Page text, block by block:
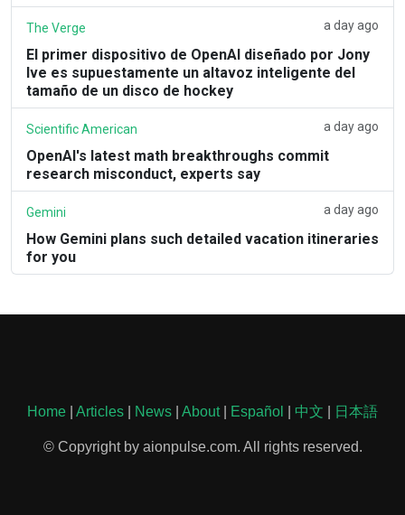
The Verge a day ago
El primer dispositivo de OpenAI diseñado por Jony
Ive es supuestamente un altavoz inteligente del
tamaño de un disco de hockey
Scientific American a day ago
OpenAI's latest math breakthroughs commit
research misconduct, experts say
Gemini a day ago
How Gemini plans such detailed vacation itineraries
for you
Home Articles News About| Español 中文 日本語
© Copyright by aionpulse.com. All rights reserved.